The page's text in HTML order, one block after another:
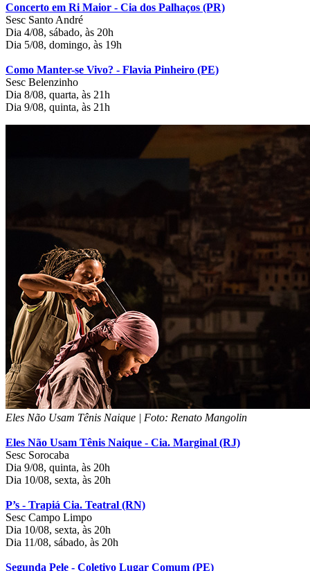
Concerto em Ri Maior - Cia dos Palhaços (PR)
Sesc Santo André
Dia 4/08, sábado, às 20h
Dia 5/08, domingo, às 19h
Como Manter-se Vivo? - Flavia Pinheiro (PE)
Sesc Belenzinho
Dia 8/08, quarta, às 21h
Dia 9/08, quinta, às 21h
Eles Não Usam Tênis Naique | Foto: Renato Mangolin
Eles Não Usam Tênis Naique - Cia. Marginal (RJ)
Sesc Sorocaba
Dia 9/08, quinta, às 20h
Dia 10/08, sexta, às 20h
P’s - Trapiá Cia. Teatral (RN)
Sesc Campo Limpo
Dia 10/08, sexta, às 20h
Dia 11/08, sábado, às 20h
Segunda Pele - Coletivo Lugar Comum (PE)